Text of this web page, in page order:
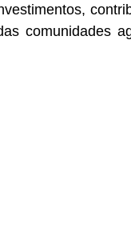
comunidades